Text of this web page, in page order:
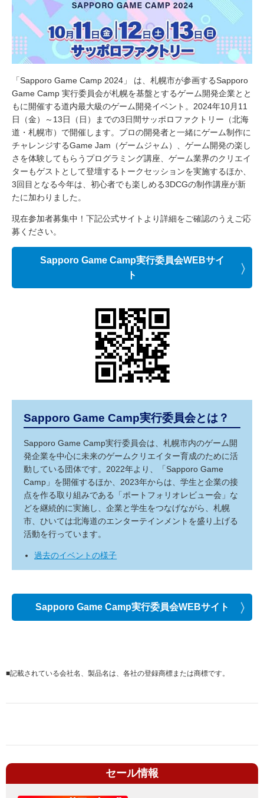
「Sapporo Game Camp 2024」 は、札幌市が参画するSapporo
Game Camp 実行委員会が札幌を基盤とするゲーム開発企業とと
もに開催する道内最大級のゲーム開発イベント。2024年10月11
日（金）～13日（日）までの3日間サッポロファクトリー（北海
道・札幌市）で開催します。プロの開発者と一緒にゲーム制作に
チャレンジするGame Jam（ゲームジャム）、ゲーム開発の楽し
さを体験してもらうプログラミング講座、ゲーム業界のクリエイ
ターもゲストとして登壇するトークセッションを実施するほか、
3回目となる今年は、初心者でも楽しめる3DCGの制作講座が新
たに加わりました。
現在参加者募集中！下記公式サイトより詳細をご確認のうえご応
募ください。
Sapporo Game Camp実行委員会WEBサイ
ト
Sapporo Game Camp実行委員会とは？
Sapporo Game Camp実行委員会は、札幌市内のゲーム開
発企業を中心に未来のゲームクリエイター育成のために活
動している団体です。2022年より、「Sapporo Game
Camp」を開催するほか、2023年からは、学生と企業の接
点を作る取り組みである「ポートフォリオレビュー会」な
どを継続的に実施し、企業と学生をつなげながら、札幌
市、ひいては北海道のエンターテインメントを盛り上げる
活動を行っています。
過去のイベントの様子
Sapporo Game Camp実行委員会WEBサイト
■記載されている会社名、製品名は、各社の登録商標または商標です。
セール情報